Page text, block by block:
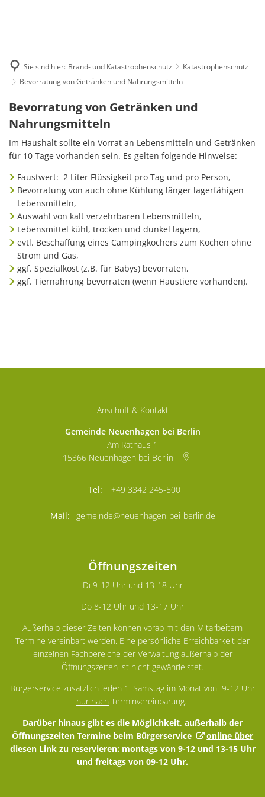
Sie sind hier: Brand- und Katastrophenschutz
Katastrophenschutz
Bevorratung von Getränken und Nahrungsmitteln
Bevorratung
von
Getränken
und
Nahrungsmitteln
Bevorratung von Getränken und
Nahrungsmitteln
Im Haushalt sollte ein Vorrat an Lebensmitteln und Getränken
für 10 Tage vorhanden sein. Es gelten folgende Hinweise:
Faustwert: 2 Liter Flüssigkeit pro Tag und pro Person,
Bevorratung von auch ohne Kühlung länger lagerfähigen
Lebensmitteln,
Auswahl von kalt verzehrbaren Lebensmitteln,
Lebensmittel kühl, trocken und dunkel lagern,
evtl. Beschaffung eines Campingkochers zum Kochen ohne
Strom und Gas,
ggf. Spezialkost (z.B. für Babys) bevorraten,
ggf. Tiernahrung bevorraten (wenn Haustiere vorhanden).
Anschrift & Kontakt
Gemeinde Neuenhagen bei Berlin
Am Rathaus 1
15366 Neuenhagen bei Berlin
+49 3342 245-500
gemeinde@neuenhagen-bei-berlin.de
Öffnungszeiten
Di 9-12 Uhr und 13-18 Uhr
Do 8-12 Uhr und 13-17 Uhr
Außerhalb dieser Zeiten können vorab mit den Mitarbeitern
Termine vereinbart werden. Eine persönliche Erreichbarkeit der
einzelnen Fachbereiche der Verwaltung außerhalb der
Öffnungszeiten ist nicht gewährleistet.
Bürgerservice zusätzlich jeden 1. Samstag im Monat von 9-12 Uhr
nur nach Terminvereinbarung.
Darüber hinaus gibt es die Möglichkeit, außerhalb der
Öffnungszeiten Termine beim Bürgerservice
online über
diesen Linkzu reservieren: montags von 9-12 und 13-15 Uhr
und freitags von 09-12 Uhr.